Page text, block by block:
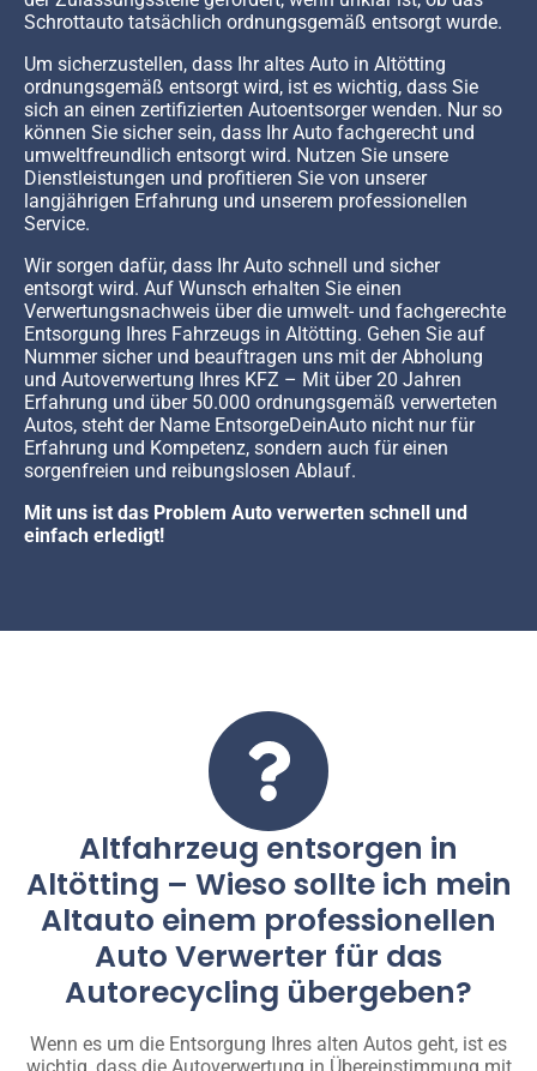
Schrottauto tatsächlich ordnungsgemäß entsorgt wurde.
Um sicherzustellen, dass Ihr altes Auto in Altötting
ordnungsgemäß entsorgt wird, ist es wichtig, dass Sie
sich an einen zertifizierten Autoentsorger wenden. Nur so
können Sie sicher sein, dass Ihr Auto fachgerecht und
umweltfreundlich entsorgt wird. Nutzen Sie unsere
Dienstleistungen und profitieren Sie von unserer
langjährigen Erfahrung und unserem professionellen
Service.
Wir sorgen dafür, dass Ihr Auto schnell und sicher
entsorgt wird. Auf Wunsch erhalten Sie einen
Verwertungsnachweis über die umwelt- und fachgerechte
Entsorgung Ihres Fahrzeugs in Altötting. Gehen Sie auf
Nummer sicher und beauftragen uns mit der Abholung
und Autoverwertung Ihres KFZ – Mit über 20 Jahren
Erfahrung und über 50.000 ordnungsgemäß verwerteten
Autos, steht der Name EntsorgeDeinAuto nicht nur für
Erfahrung und Kompetenz, sondern auch für einen
sorgenfreien und reibungslosen Ablauf.
Mit uns ist das Problem Auto verwerten schnell und
einfach erledigt!
Altfahrzeug entsorgen in
Altötting – Wieso sollte ich mein
Altauto einem professionellen
Auto Verwerter für das
Autorecycling übergeben?
Wenn es um die Entsorgung Ihres alten Autos geht, ist es